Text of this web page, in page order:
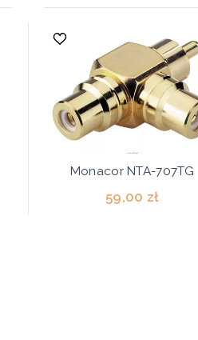
Monacor NTA-707TG
59,00 zł